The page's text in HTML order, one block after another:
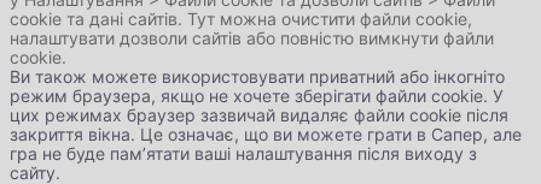
cookie та дані сайтів. Тут можна очистити файли cookie,
налаштувати дозволи сайтів або повністю вимкнути файли
cookie.
Ви також можете використовувати приватний або інкогніто
режим браузера, якщо не хочете зберігати файли cookie. У
цих режимах браузер зазвичай видаляє файли cookie після
закриття вікна. Це означає, що ви можете грати в Сапер, але
гра не буде пам’ятати ваші налаштування після виходу з
сайту.